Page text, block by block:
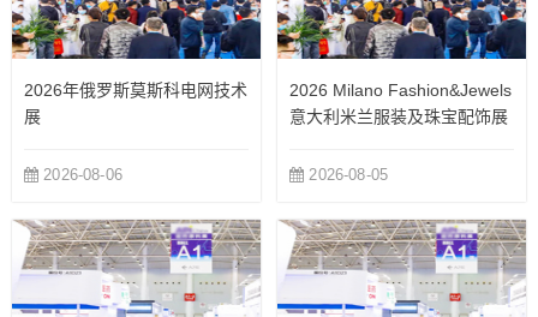
2026年俄罗斯莫斯科电网技术
展
2026-08-06
2026 Milano Fashion&Jewels
意大利米兰服装及珠宝配饰展
2026-08-05